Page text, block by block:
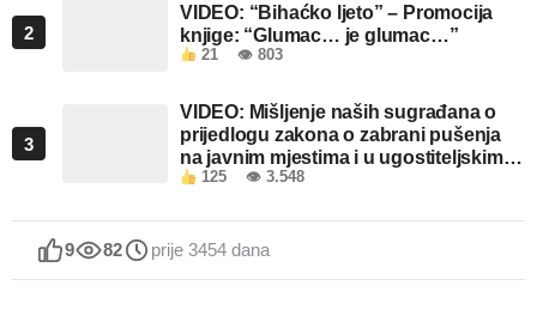
2
VIDEO: “Bihaćko ljeto” – Promocija
knjige: “Glumac… je glumac…”
21 👁 803
3
VIDEO: Mišljenje naših sugrađana o
prijedlogu zakona o zabrani pušenja
na javnim mjestima i u ugostiteljskim
objektima u FBiH
125 👁 3.548
9 82 prije 3454 dana